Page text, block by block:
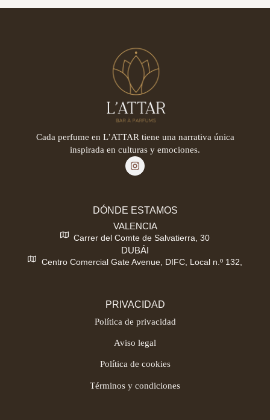
Cada perfume en L’ATTAR tiene una narrativa única
inspirada en culturas y emociones.
DÓNDE ESTAMOS
VALENCIA
Carrer del Comte de Salvatierra, 30
DUBÁI
Centro Comercial Gate Avenue, DIFC, Local n.º 132,
PRIVACIDAD
Política de privacidad
Aviso legal
Política de cookies
Términos y condiciones